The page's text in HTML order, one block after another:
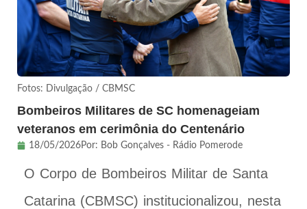
Fotos: Divulgação / CBMSC
Bombeiros Militares de SC homenageiam
veteranos em cerimônia do Centenário
18/05/2026Por: Bob Gonçalves - Rádio Pomerode
O Corpo de Bombeiros Militar de Santa
Catarina (CBMSC) institucionalizou, nesta